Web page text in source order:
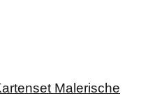
Malerische